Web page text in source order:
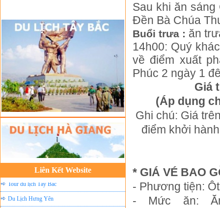
Liên Kết Website
Cho thuê xe du lịch Hà Nội
Cho thuê nhà sàn tại Mai Châu
Cho thuê nhà sàn tại Thung Nai
Nhà sàn tại Đảo Dừa Thung Nai
Cho Thuê xe du lịch Hà Nội giá rẻ
Tour du lịch Phú Quốc
Tour du lịch Côn Đảo
Tour du lịch Hạ Long
ASM Travel - Du lịch Ánh Sao Mới
Du lịch quốc tế Ánh Sao Mới
Tour du lịch Tây Bắc
Du Lịch Hưng Yên
Tour du lịch biển Cửa Lò
Sau khi ăn
Đền Bà Chúa
Buổi trưa : ăn
14h00: Quý
về điểm xuất
Phúc 2 ngày 1
Giá
(Áp dụng
Ghi chú: Giá
điểm khởi
* GIÁ VÉ BAO
- Phương tiện:
- Mức ăn: